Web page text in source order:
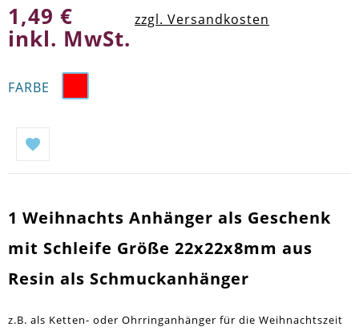
1,49 €
inkl. MwSt.
zzgl. Versandkosten
FARBE
1 Weihnachts Anhänger als Geschenk
mit Schleife Größe 22x22x8mm aus
Resin als Schmuckanhänger
z.B. als Ketten- oder Ohrringanhänger für die Weihnachtszeit